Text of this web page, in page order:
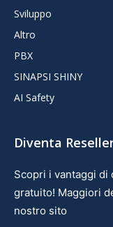
Sviluppo
Altro
PBX
SINAPSI SHINY
AI Safety
Diventa
Scopri i vantaggi di
gratuito! Maggiori
nostro sito